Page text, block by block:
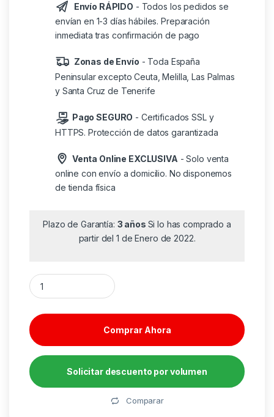
Envío RÁPIDO - Todos los pedidos se
envían en 1-3 días hábiles. Preparación
inmediata tras confirmación de pago
Zonas de Envío - Toda España
Peninsular excepto Ceuta, Melilla, Las Palmas
y Santa Cruz de Tenerife
Pago SEGURO - Certificados SSL y
HTTPS. Protección de datos garantizada
Venta Online EXCLUSIVA - Solo venta
online con envío a domicilio. No disponemos
de tienda física
Plazo de Garantía: 3 años Si lo has comprado a
partir del 1 de Enero de 2022.
Auriculares Inalámbricos Daewoo DW2009/ con Micrófono/
Comprar Ahora
Solicitar descuento por volumen
Comparar